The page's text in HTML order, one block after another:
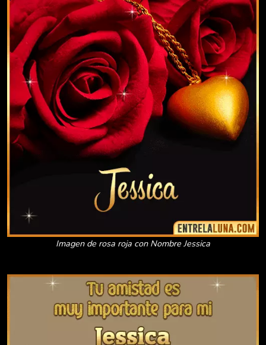
Imagen de rosa roja con Nombre Jessica